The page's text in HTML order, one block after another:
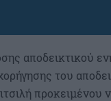
αποδεικτικού
του